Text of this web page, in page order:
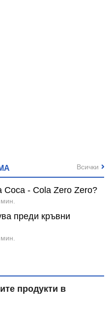
Coca - Cola Zero Zero?
преди кръвни
Всички
продукти в